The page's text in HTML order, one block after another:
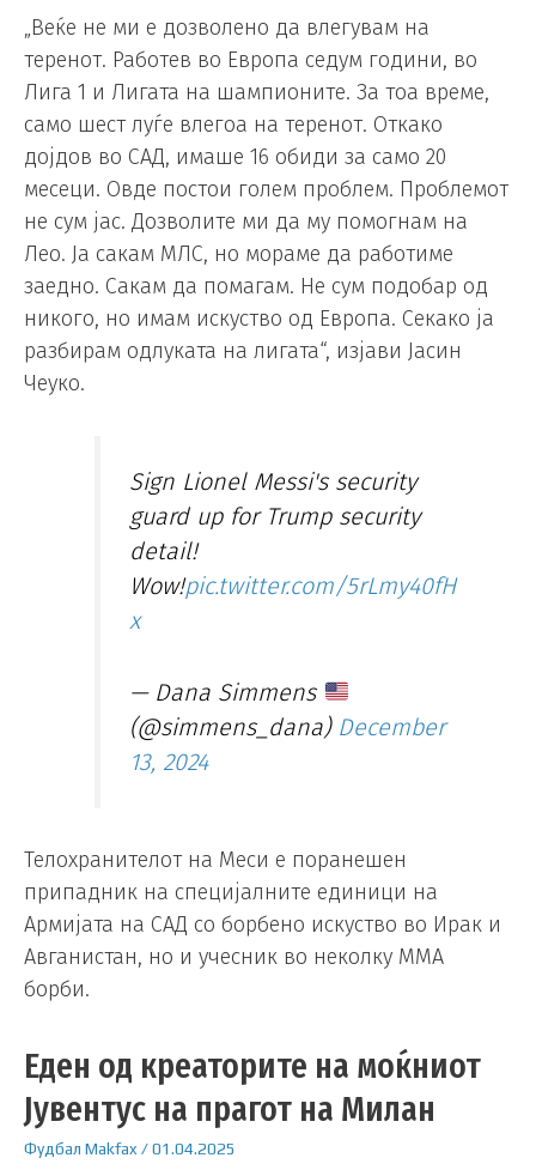
„Веќе не ми е дозволено да влегувам на
теренот. Работев во Европа седум години, во
Лига 1 и Лигата на шампионите. За тоа време,
само шест луѓе влегоа на теренот. Откако
дојдов во САД, имаше 16 обиди за само 20
месеци. Овде постои голем проблем. Проблемот
не сум јас. Дозволите ми да му помогнам на
Лео. Ја сакам МЛС, но мораме да работиме
заедно. Сакам да помагам. Не сум подобар од
никого, но имам искуство од Европа. Секако ја
разбирам одлуката на лигата“, изјави Јасин
Чеуко.
Sign Lionel Messi's security
guard up for Trump security
detail!
Wow!pic.twitter.com/5rLmy40fH
x
— Dana Simmens
(@simmens_dana) December
13, 2024
Телохранителот на Меси е поранешен
припадник на специјалните единици на
Армијата на САД со борбено искуство во Ирак и
Авганистан, но и учесник во неколку ММА
борби.
Еден од креаторите на моќниот
Јувентус на прагот на Милан
Фудбал Makfax/01.04.2025